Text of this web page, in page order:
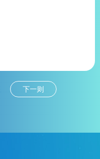
下一则